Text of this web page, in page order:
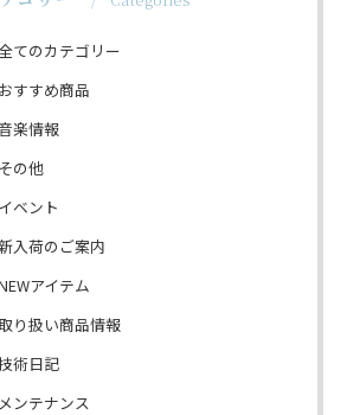
てのカテゴリー
おすすめ商品
楽情報
その他
イベント
入荷のご案内
アイテム
り扱い商品情報
術日記
メンテナンス